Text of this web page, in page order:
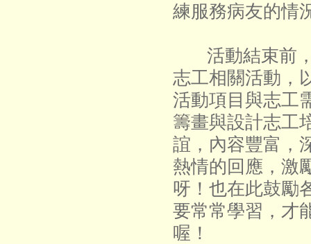
練服務病友的情
活動結束前，
志工相關活動，
活動項目與志工
籌畫與設計志工
誼，內容豐富，
熱情的回應，激
呀！也在此鼓勵
要常常學習，才
喔！